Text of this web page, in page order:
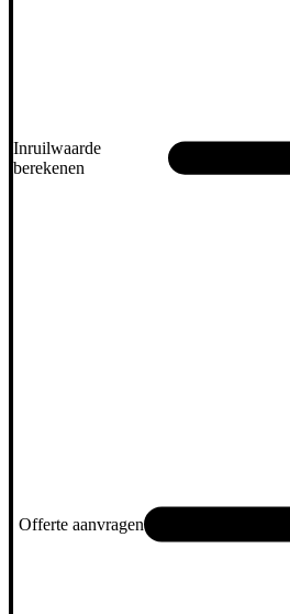
Inruilwaarde
berekenen
Offerte aanvragen